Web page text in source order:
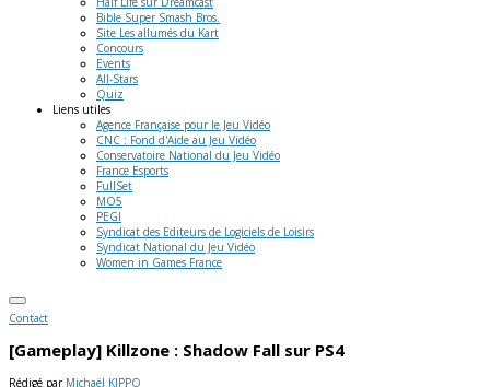
Bible Super Smash Bros.
Site Les allumés du Kart
Concours
Events
All-Stars
Quiz
Liens utiles
Agence Française pour le Jeu Vidéo
CNC : Fond d'Aide au Jeu Vidéo
Conservatoire National du Jeu Vidéo
France Esports
FullSet
MO5
PEGI
Syndicat des Editeurs de Logiciels de Loisirs
Syndicat National du Jeu Vidéo
Women in Games France
Contact
[Gameplay] Killzone : Shadow Fall sur PS4
Rédigé par Michaël KIPPO